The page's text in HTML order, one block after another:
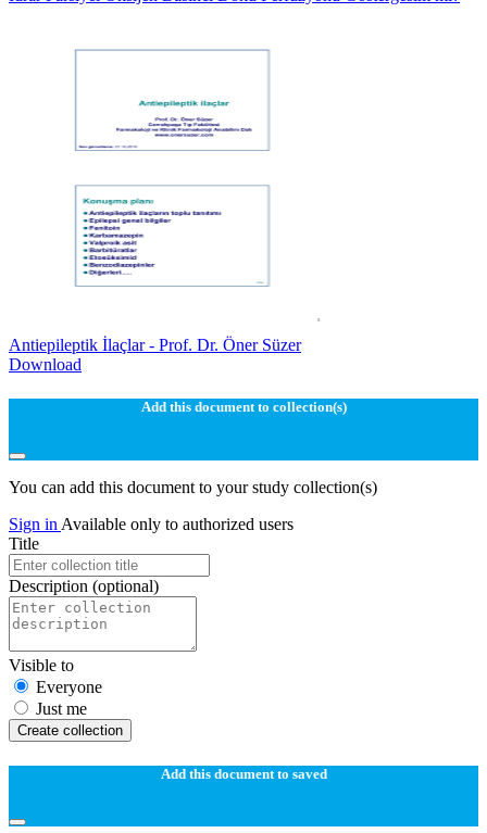
Antiepileptik İlaçlar - Prof. Dr. Öner Süzer
Download
Add this document to collection(s)
You can add this document to your study collection(s)
Sign in Available only to authorized users
Title
Description (optional)
Visible to
Everyone
Just me
Create collection
Add this document to saved